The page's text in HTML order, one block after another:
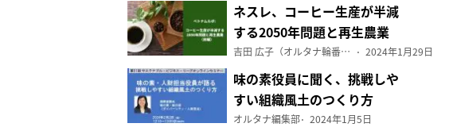
ネスレ、コーヒー生産が半減
する2050年問題と再生農業
（前編）
吉田 広子（オルタナ輪番編集長） 2024年1月29日
味の素役員に聞く、挑戦しや
すい組織風土のつくり方
オルタナ編集部 2024年1月5日